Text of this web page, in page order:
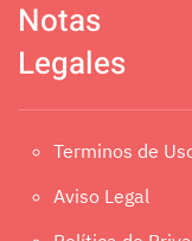
Notas
Legales
Terminos de
Aviso Legal